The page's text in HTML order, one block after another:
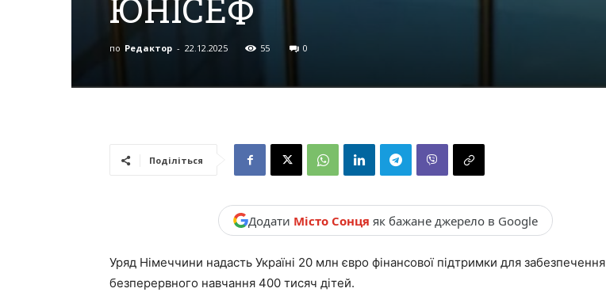
ЮНІСЕФ
по Редактор - 22.12.2025 55 0
Поділіться
Додати Місто Сонця як бажане джерело в Google
Уряд Німеччини надасть Україні 20 млн євро фінансової підтримки для забезпечення
безперервного навчання 400 тисяч дітей.